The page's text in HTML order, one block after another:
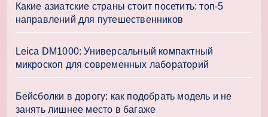
Какие азиатские страны стоит посетить: топ-5
направлений для путешественников
Leica DM1000: Универсальный компактный
микроскоп для современных лабораторий
Бейсболки в дорогу: как подобрать модель и не
занять лишнее место в багаже